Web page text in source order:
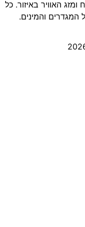
האוויר באיזור. כל
והמינים.